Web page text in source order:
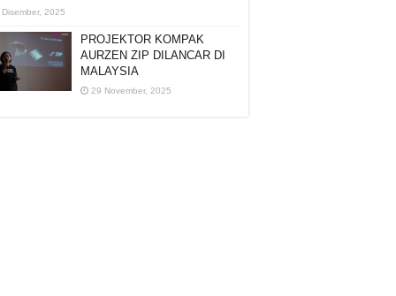
Disember, 2025
PROJEKTOR KOMPAK
AURZEN ZIP DILANCAR DI
MALAYSIA
29 November, 2025